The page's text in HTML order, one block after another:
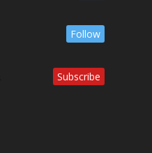
Follow
Subscribe